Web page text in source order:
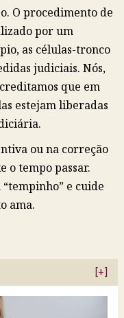
O procedimento de
por um
as células-tronco
judiciais. Nós,
que em
estejam liberadas
ou na correção
o tempo passar.
e cuide
ama.
[+]